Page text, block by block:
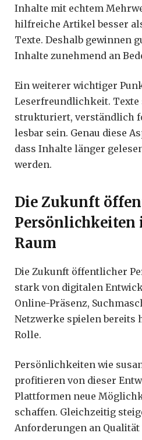
Inhalte mit echtem
hilfreiche Artikel besser
Texte. Deshalb gewinnen
Inhalte zunehmend an
Ein weiterer wichtiger
Leserfreundlichkeit.
strukturiert, verständlich
lesbar sein. Genau diese
dass Inhalte länger
werden.
Die Zukunft
Raum
Die Zukunft öffentlicher
stark von digitalen
Online-Präsenz,
Netzwerke spielen bereits
Rolle.
Persönlichkeiten wie
profitieren von dieser
Plattformen neue
schaffen. Gleichzeitig
Anforderungen an